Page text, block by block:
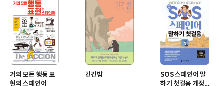
거의 모든 행동 표
현의 스페인어
긴긴밤
SOS 스페인어 말
하기 첫걸음 개정